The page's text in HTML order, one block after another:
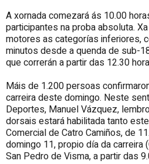
A xornada comezará ás 10.00
participantes na proba absoluta.
motores as categorías inferiores,
minutos desde a quenda de sub-
que correrán a partir das 12.30
Máis de 1.200 persoas
carreira deste domingo. Neste
Deportes, Manuel Vázquez,
dorsais estará habilitada tanto
Comercial de Catro Camiños, de
domingo 11, propio día da carreira
San Pedro de Visma, a partir das